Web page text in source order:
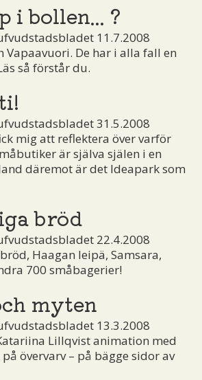
i bollen... ?
11.7.2008
Vapaavuori. De har i alla fall en
så förstår du.
31.5.2008
mig att reflektera över varför
är själva själen i en
däremot är det Ideapark som
bröd
22.4.2008
Haagan leipä, Samsara,
700 småbagerier!
myten
13.3.2008
Lillqvist animation med
övervarv – på bägge sidor av